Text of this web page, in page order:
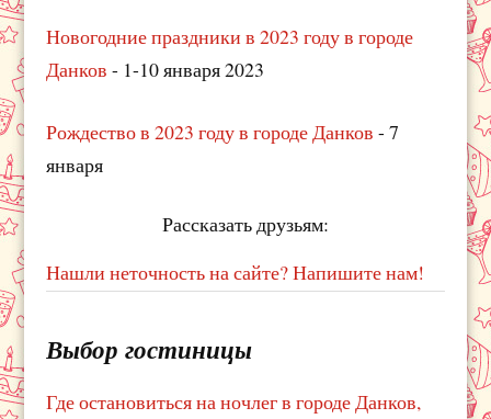
Новогодние праздники в 2023 году в городе
Данков - 1-10 января 2023
Рождество в 2023 году в городе Данков - 7
января
Рассказать друзьям:
Нашли неточность на сайте? Напишите нам!
Выбор гостиницы
Где остановиться на ночлег в городе Данков,